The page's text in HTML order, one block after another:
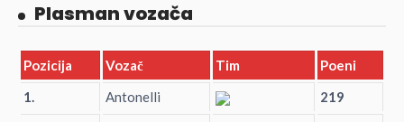
Plasman vozača
Pozicija Vozač Tim
Poeni
1.
Antonelli
219